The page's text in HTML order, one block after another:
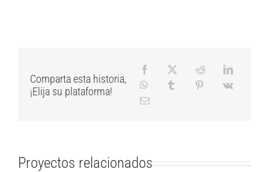
Comparta esta historia,
¡Elija su plataforma!
Proyectos relacionados